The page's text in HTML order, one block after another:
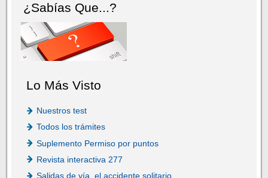
¿Sabías Que...?
Lo Más Visto
Nuestros test
Todos los trámites
Suplemento Permiso por puntos
Revista interactiva 277
Salidas de vía, el accidente solitario